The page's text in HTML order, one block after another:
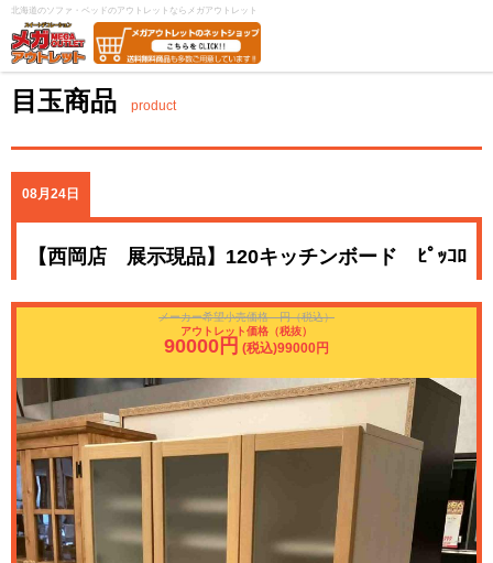
北海道のソファ・ベッドのアウトレットならメガアウトレット
目玉商品 product
08月24日
【西岡店 展示現品】120キッチンボード ﾋﾟｯｺﾛ
メーカー希望小売価格 円（税込）
アウトレット価格（税抜）
90000円 (税込)99000円